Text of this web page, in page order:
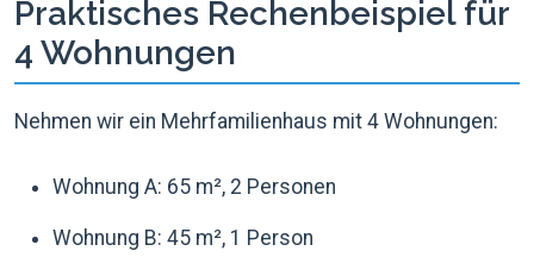
Praktisches Rechenbeispiel für
4 Wohnungen
Nehmen wir ein Mehrfamilienhaus mit 4 Wohnungen:
Wohnung A: 65 m², 2 Personen
Wohnung B: 45 m², 1 Person